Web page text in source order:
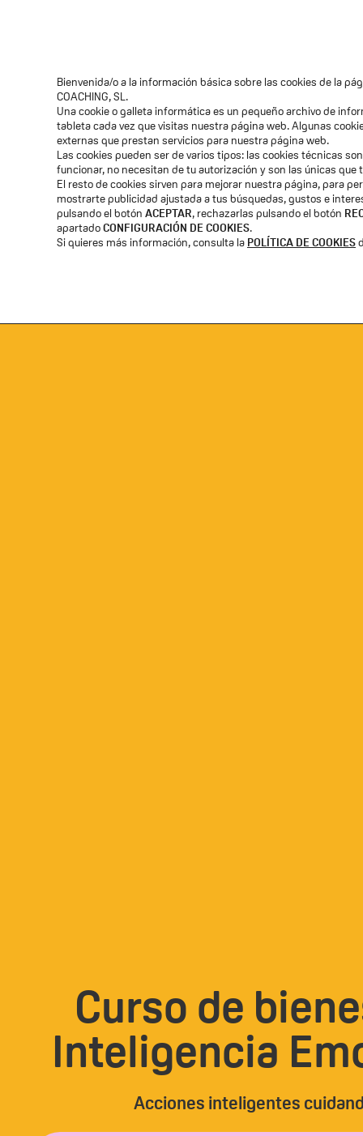
Suscribete a mi email
PROFESIONAL EDUCATIVO
Curso de
Inteligencia
Acciones inteligentes
Bienvenida/o a la información básica sobre las cookies de la
COACHING, SL.
Una cookie o galleta informática es un pequeño archivo de
tableta cada vez que visitas nuestra página web. Algunas
externas que prestan servicios para nuestra página web.
Las cookies pueden ser de varios tipos: las cookies técnicas
funcionar, no necesitan de tu autorización y son las únicas
El resto de cookies sirven para mejorar nuestra página, para
mostrarte publicidad ajustada a tus búsquedas, gustos e
pulsando el botón ACEPTAR, rechazarlas pulsando el botón
apartadoCONFIGURACIÓN DE COOKIES.
Si quieres más información, consulta la POLÍTICA DE COOKIES